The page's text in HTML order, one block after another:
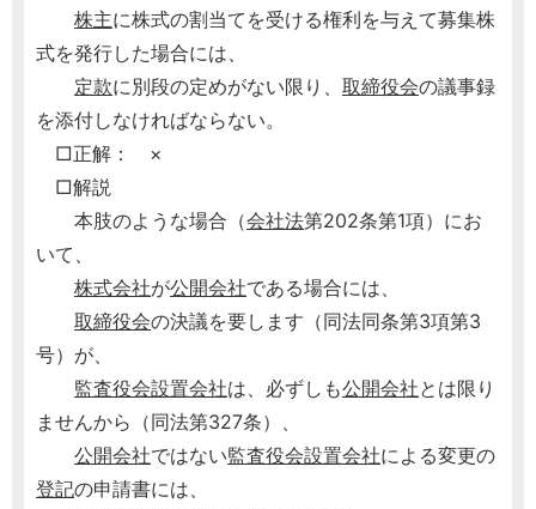
株主に株式の割当てを受ける権利を与えて募集株
式を発行した場合には、
定款に別段の定めがない限り、 取締役会の議事録
を添付しなければならない。
□正解： ×
□解説
本肢のような場合（会社法第202条第1項）にお
いて、
株式会社が公開会社である場合には、
取締役会の決議を要します（同法同条第3項第3
号）が、
監査役会設置会社は、必ずしも公開会社とは限り
ませんから（同法第327条）、
公開会社ではない監査役会設置会社による変更の
登記の申請書には、